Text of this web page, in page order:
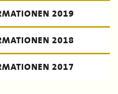
2019
2018
2017